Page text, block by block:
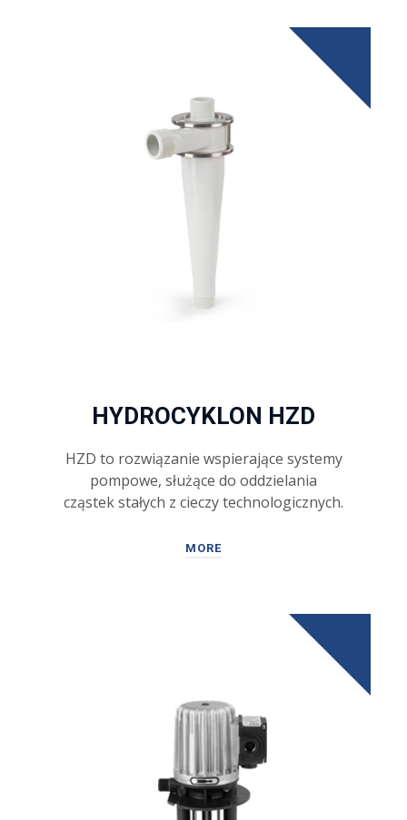
HYDROCYKLON HZD
HZD to rozwiązanie wspierające systemy
pompowe, służące do oddzielania
cząstek stałych z cieczy technologicznych.
MORE